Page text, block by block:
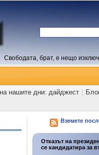
Свободата, брат, е нещо
нашите дни: дайджест
Вземете
Отказът на
се кандидатира за